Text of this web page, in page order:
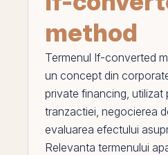
method
Termenul If-converted
un concept din
private financing, utilizat
tranzactiei, negocierea
evaluarea efectului
Relevanta termenului